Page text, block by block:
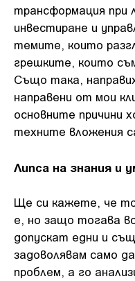
трансформация при
инвестиране и
темите, които
грешките, които
Също така,
направени от мои
основните причини
техните вложения
Липса на знания и
Ще си кажете, че
е, но защо тогава
допускат едни и
задоволявам само
проблем, а го